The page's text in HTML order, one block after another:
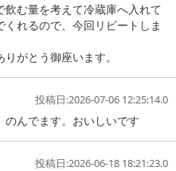
飲む量を考えて冷蔵庫へ入れて
れるので、今回リピートしま
がとう御座います。
投稿日:2026-07-06 12:25:14.0
のんでます。おいしいです
投稿日:2026-06-18 18:21:23.0